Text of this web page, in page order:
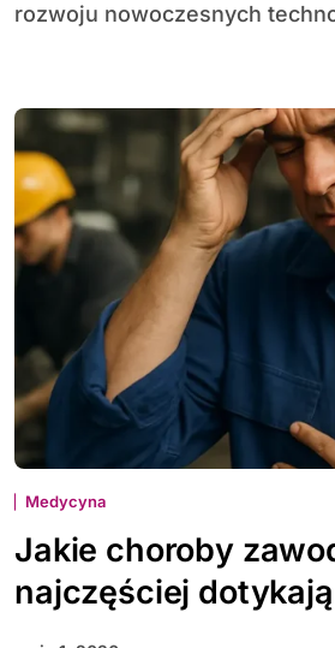
rozwoju nowoczesnych
Medycyna
Jakie choroby
najczęściej